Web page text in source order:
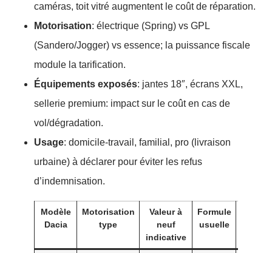
caméras, toit vitré augmentent le coût de réparation.
Motorisation: électrique (Spring) vs GPL
(Sandero/Jogger) vs essence; la puissance fiscale
module la tarification.
Équipements exposés: jantes 18″, écrans XXL,
sellerie premium: impact sur le coût en cas de
vol/dégradation.
Usage: domicile-travail, familial, pro (livraison
urbaine) à déclarer pour éviter les refus
d’indemnisation.
Modèle
Dacia
Motorisation
type
Valeur à
neuf
indicative
Formule
usuelle